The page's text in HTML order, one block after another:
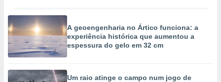
A geoengenharia no Ártico funciona: a
experiência histórica que aumentou a
espessura do gelo em 32 cm
Um raio atinge o campo num jogo de